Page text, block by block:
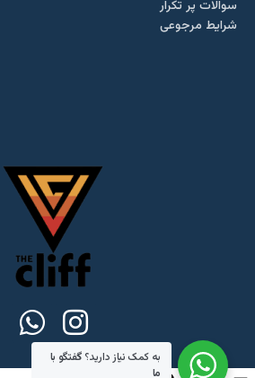
سوالات پر تکرار
شرایط مرجوعی
به کمک نیاز دارید؟گفتگو با
ما